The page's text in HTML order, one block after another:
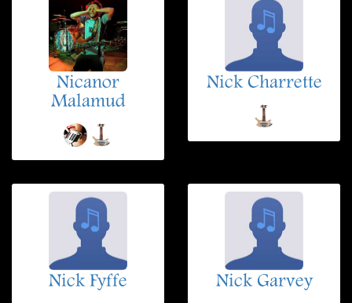
Nicanor
Malamud
Nick Charrette
Nick Fyffe Nick Garvey